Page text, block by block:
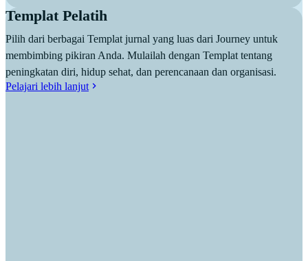
Templat Pelatih
Pilih dari berbagai Templat jurnal yang luas dari Journey untuk
membimbing pikiran Anda. Mulailah dengan Templat tentang
peningkatan diri, hidup sehat, dan perencanaan dan organisasi.
Pelajari lebih lanjut